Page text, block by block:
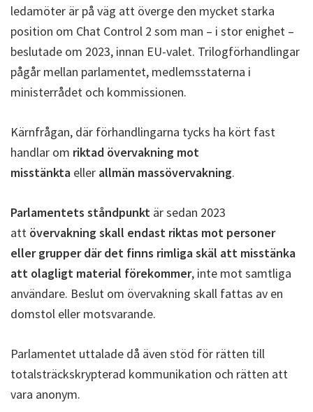
ledamöter är på väg att överge den mycket starka
position om Chat Control 2 som man – i stor enighet –
beslutade om 2023, innan EU-valet. Trilogförhandlingar
pågår mellan parlamentet, medlemsstaterna i
ministerrådet och kommissionen.
Kärnfrågan, där förhandlingarna tycks ha kört fast
handlar om riktad övervakning mot
misstänkta eller allmän massövervakning.
Parlamentets ståndpunkt är sedan 2023
att övervakning skall endast riktas mot personer
eller grupper där det finns rimliga skäl att misstänka
att olagligt material förekommer, inte mot samtliga
användare. Beslut om övervakning skall fattas av en
domstol eller motsvarande.
Parlamentet uttalade då även stöd för rätten till
totalsträckskrypterad kommunikation och rätten att
vara anonym.